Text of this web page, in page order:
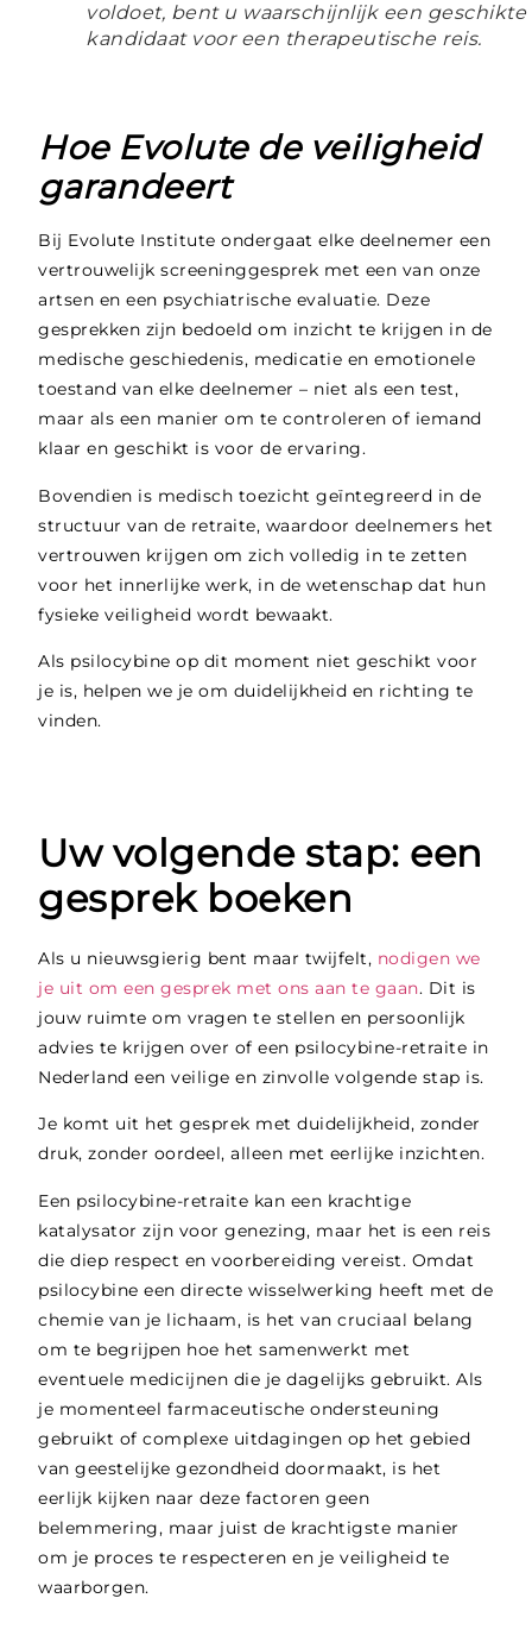
voldoet, bent u waarschijnlijk een geschikte
kandidaat voor een therapeutische reis.
Hoe Evolute de veiligheid
garandeert
Bij Evolute Institute ondergaat elke deelnemer een
vertrouwelijk screeninggesprek met een van onze
artsen en een psychiatrische evaluatie. Deze
gesprekken zijn bedoeld om inzicht te krijgen in de
medische geschiedenis, medicatie en emotionele
toestand van elke deelnemer – niet als een test,
maar als een manier om te controleren of iemand
klaar en geschikt is voor de ervaring.
Bovendien is medisch toezicht geïntegreerd in de
structuur van de retraite, waardoor deelnemers het
vertrouwen krijgen om zich volledig in te zetten
voor het innerlijke werk, in de wetenschap dat hun
fysieke veiligheid wordt bewaakt.
Als psilocybine op dit moment niet geschikt voor
je is, helpen we je om duidelijkheid en richting te
vinden.
Uw volgende stap: een
gesprek boeken
Als u nieuwsgierig bent maar twijfelt, nodigen we
je uit om een gesprek met ons aan te gaan. Dit is
jouw ruimte om vragen te stellen en persoonlijk
advies te krijgen over of een psilocybine-retraite in
Nederland een veilige en zinvolle volgende stap is.
Je komt uit het gesprek met duidelijkheid, zonder
druk, zonder oordeel, alleen met eerlijke inzichten.
Een psilocybine-retraite kan een krachtige
katalysator zijn voor genezing, maar het is een reis
die diep respect en voorbereiding vereist. Omdat
psilocybine een directe wisselwerking heeft met de
chemie van je lichaam, is het van cruciaal belang
om te begrijpen hoe het samenwerkt met
eventuele medicijnen die je dagelijks gebruikt. Als
je momenteel farmaceutische ondersteuning
gebruikt of complexe uitdagingen op het gebied
van geestelijke gezondheid doormaakt, is het
eerlijk kijken naar deze factoren geen
belemmering, maar juist de krachtigste manier
om je proces te respecteren en je veiligheid te
waarborgen.